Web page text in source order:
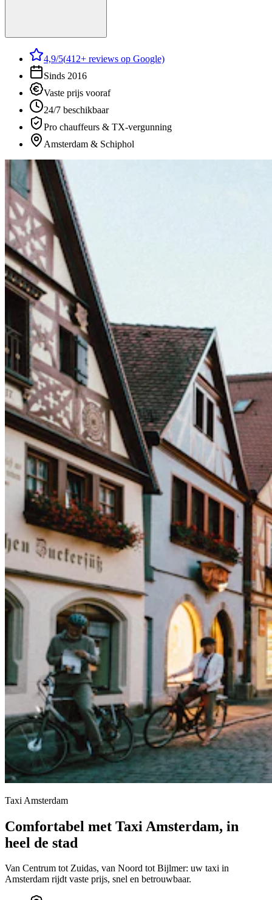
4,9/5(412+ reviews op Google)
Sinds 2016
Vaste prijs vooraf
24/7 beschikbaar
Pro chauffeurs & TX-vergunning
Amsterdam & Schiphol
Taxi Amsterdam
Comfortabel met Taxi Amsterdam, in
heel de stad
Van Centrum tot Zuidas, van Noord tot Bijlmer: uw taxi in
Amsterdam rijdt vaste prijs, snel en betrouwbaar.